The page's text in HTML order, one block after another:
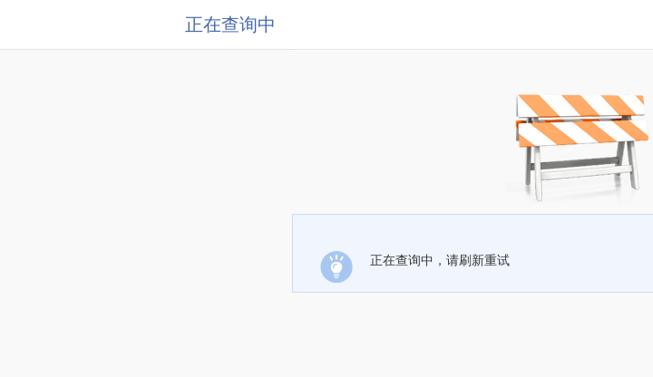
正在查询中
正在查询中，请刷新重试